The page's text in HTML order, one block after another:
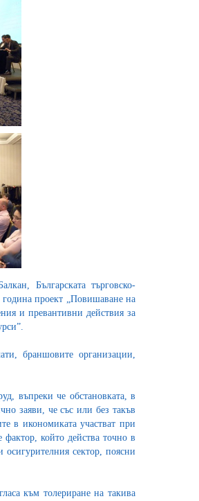
Българската търговско-
година проект „Повишаване на
и превантивни действия за
браншовите организации,
въпреки че обстановката, в
заяви, че със или без такъв
в икономиката участват при
който действа точно в
сектор, поясни
към толериране на такива